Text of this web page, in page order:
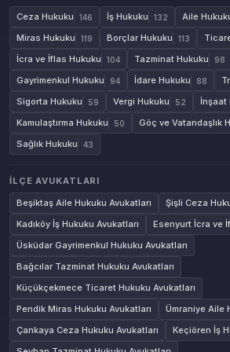
Ceza Hukuku
146 İş Hukuku 132 Aile
Miras Hukuku 119 Borçlar Hukuku 113
İcra ve İflas Hukuku 104 Tazminat Hukuku 98
Gayrimenkul Hukuku 94 İdare Hukuku 88
Sigorta Hukuku 59 Vergi Hukuku 52 İnşaat
Kamulaştırma Hukuku 50 Göç ve Vatandaşlık
Sağlık Hukuku 43
İLÇE AVUKATLARI
Beşiktaş Aile Hukuku Avukatları
Şişli Ceza
Kadıköy İş Hukuku Avukatları
Esenyurt İcra ve
Üsküdar Gayrimenkul Hukuku Avukatları
Bağcılar Tazminat Hukuku Avukatları
Küçükçekmece Ticaret Hukuku Avukatları
Pendik Miras Hukuku Avukatları
Ümraniye Aile
Çankaya Ceza Hukuku Avukatları
Keçiören İş